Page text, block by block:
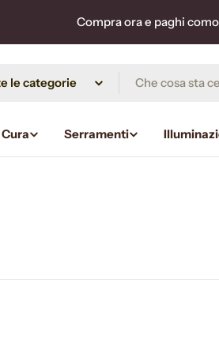
Compra ora e paghi
Cura Serramenti